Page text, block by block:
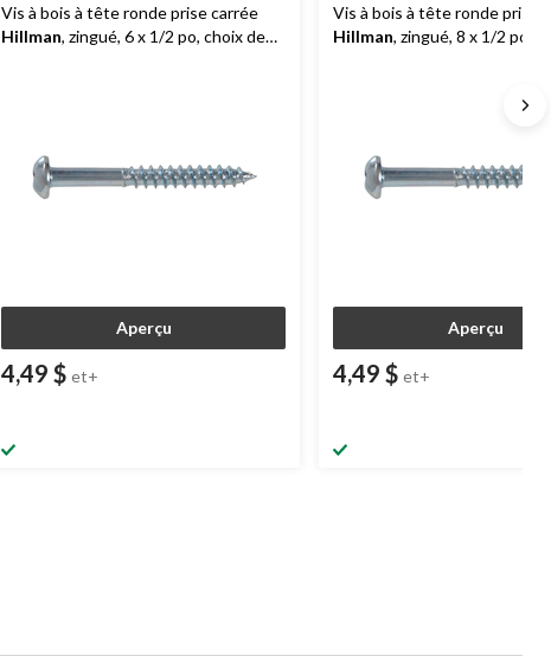
Vis à bois à tête ronde prise carrée
Hillman, zingué, 6 x 1/2 po, choix de
Aperçu
4,49 $ et+
Vis à bois à tête ronde prise
Hillman, zingué, 8 x 1/2 po,
Aperçu
4,49 $ et+